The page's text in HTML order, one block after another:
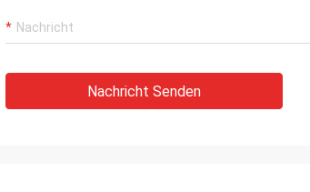
Nachricht Senden